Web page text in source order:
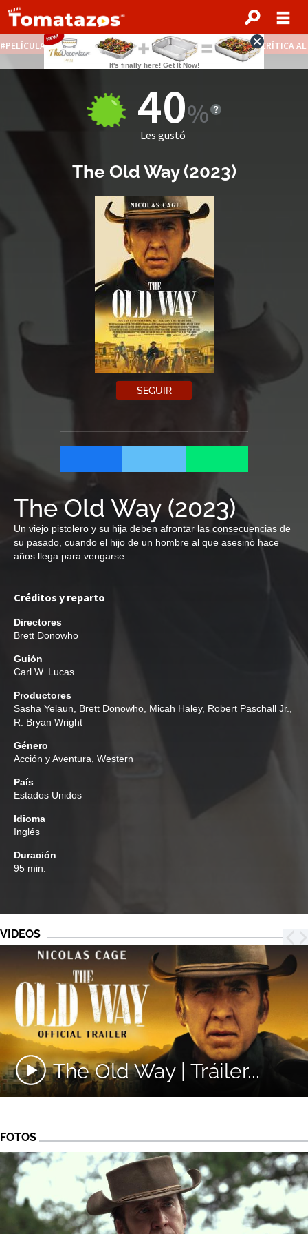
PELÍCULAS STREAMING GRATIS NOTICIAS DESTACADAS CRÍTICA
40
Les gustó
The Old Way (2023)
SEGUIR
The Old Way (2023)
Un viejo pistolero y su hija deben afrontar las consecuencias de
su pasado, cuando el hijo de un hombre al que asesinó hace
años llega para vengarse.
Créditos y reparto
Directores
Brett Donowho
Guión
Carl W. Lucas
Productores
Sasha Yelaun
Brett Donowho Micah Haley, Robert Paschall Jr.
R. Bryan Wright
Género
Acción y Aventura Western
País
Estados Unidos
Idioma
Inglés
Duración
95 min.
VIDEOS
The Old Way | Tráiler...
FOTOS